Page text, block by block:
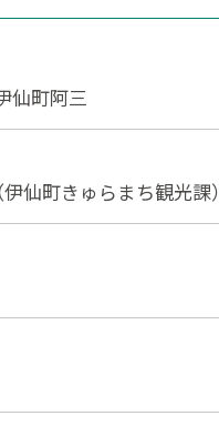
仙町阿三
（伊仙町きゅらまち観光課）